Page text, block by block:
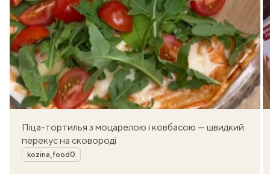
Піца-тортилья з моцарелою і ковбасою — швидкий
перекус на сковороді
Автор
kozina_food0